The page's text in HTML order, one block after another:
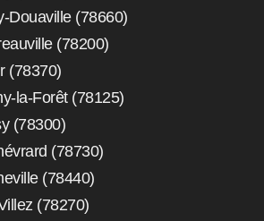
Douaville (78660)
(78200)
(78370)
la-Forêt (78125)
(78300)
(78730)
(78440)
(78270)